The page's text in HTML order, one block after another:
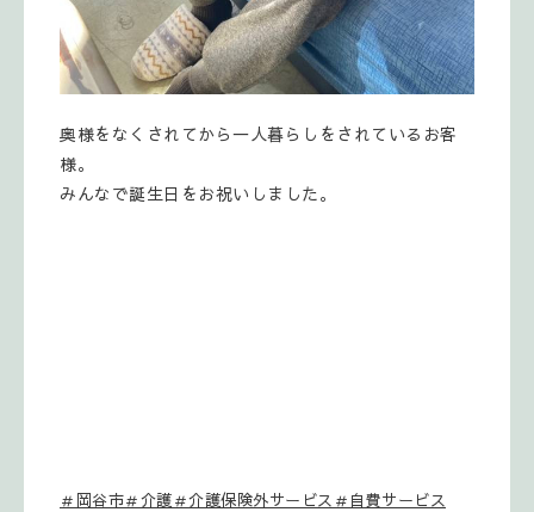
奥様をなくされてから一人暮らしをされているお客
様。
みんなで誕生日をお祝いしました。
＃岡谷市＃介護＃介護保険外サービス＃自費サービス